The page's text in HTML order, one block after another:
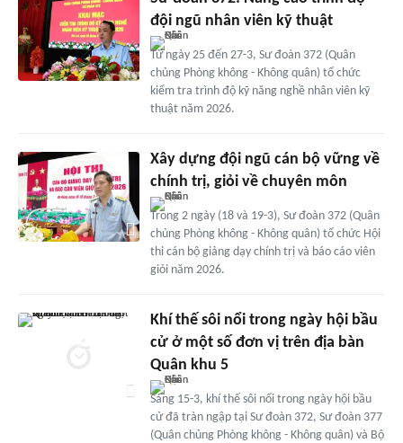
đội ngũ nhân viên kỹ thuật
Từ ngày 25 đến 27-3, Sư đoàn 372 (Quân
chủng Phòng không - Không quân) tổ chức
kiểm tra trình độ kỹ năng nghề nhân viên kỹ
thuật năm 2026.
Xây dựng đội ngũ cán bộ vững về
chính trị, giỏi về chuyên môn
Trong 2 ngày (18 và 19-3), Sư đoàn 372 (Quân
chủng Phòng không - Không quân) tổ chức Hội
thi cán bộ giảng dạy chính trị và báo cáo viên
giỏi năm 2026.
Khí thế sôi nổi trong ngày hội bầu
cử ở một số đơn vị trên địa bàn
Quân khu 5
Sáng 15-3, khí thế sôi nổi trong ngày hội bầu
cử đã tràn ngập tại Sư đoàn 372, Sư đoàn 377
(Quân chủng Phòng không - Không quân) và Bộ